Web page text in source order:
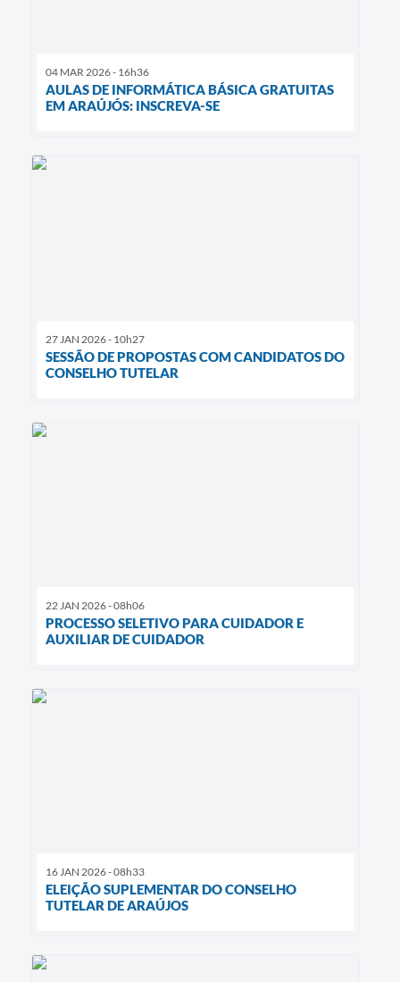
04 MAR 2026 - 16h36
AULAS DE INFORMÁTICA BÁSICA GRATUITAS
EM ARAÚJÓS: INSCREVA-SE
27 JAN 2026 - 10h27
SESSÃO DE PROPOSTAS COM CANDIDATOS DO
CONSELHO TUTELAR
22 JAN 2026 - 08h06
PROCESSO SELETIVO PARA CUIDADOR E
AUXILIAR DE CUIDADOR
16 JAN 2026 - 08h33
ELEIÇÃO SUPLEMENTAR DO CONSELHO
TUTELAR DE ARAÚJOS